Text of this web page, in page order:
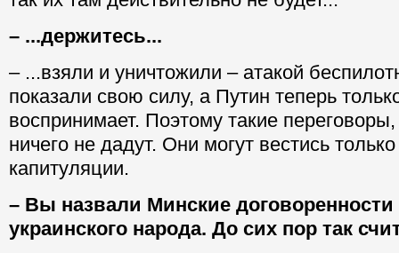
– ...держитесь...
– ...взяли и уничтожили – атакой
показали свою силу, а Путин теперь
воспринимает. Поэтому такие
ничего не дадут. Они могут вестись
капитуляции.
– Вы назвали Минские
украинского народа. До сих пор так